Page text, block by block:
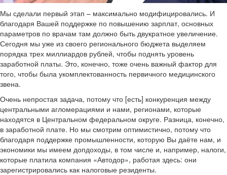
Мы сделали первый этап – максимально модифицировались. И
благодаря Вашей поддержке по повышению зарплат, основных
параметров по врачам там должно быть двукратное увеличение.
Сегодня мы уже из своего регионального бюджета выделяем
порядка трех миллиардов рублей, чтобы поднять уровень
заработной платы. Это, конечно, тоже очень важный фактор для
того, чтобы была укомплектованность первичного медицинского
звена.
Очень непростая задача, потому что [есть] конкуренция между
центральными агломерациями и нами, регионами, которые
находятся в Центральном федеральном округе. Разница, конечно,
в заработной плате. Но мы смотрим оптимистично, потому что
благодаря поддержке промышленности, которую Вы даёте нам, и
экономики мы имеем допдоходы, в том числе и, например, налоги,
которые платила компания «Автодор», работая здесь: они
зарегистрировались как налоговые резиденты.